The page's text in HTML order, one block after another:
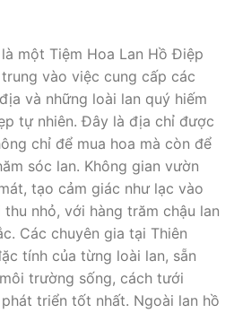
một Tiệm Hoa Lan Hồ Điệp
vào việc cung cấp các
và những loài lan quý hiếm
tự nhiên. Đây là địa chỉ được
chỉ để mua hoa mà còn để
sóc lan. Không gian vườn
tạo cảm giác như lạc vào
nhỏ, với hàng trăm chậu lan
Các chuyên gia tại Thiên
tính của từng loài lan, sẵn
trường sống, cách tưới
triển tốt nhất. Ngoài lan hồ